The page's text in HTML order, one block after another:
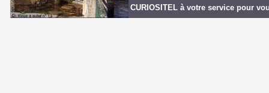
CURIOSITEL à votre service pour